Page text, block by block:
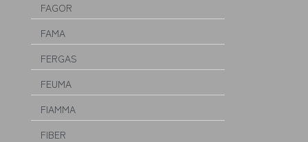
FAGOR
FAMA
FERGAS
FEUMA
FIAMMA
FIBER